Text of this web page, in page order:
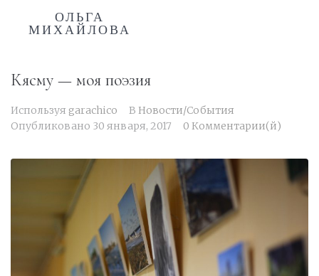
ОЛЬГА
МИХАЙЛОВА
Кясму — моя поэзия
Используя garachico В Новости/События
Опубликовано 30 января, 2017 0 Комментарии(й)